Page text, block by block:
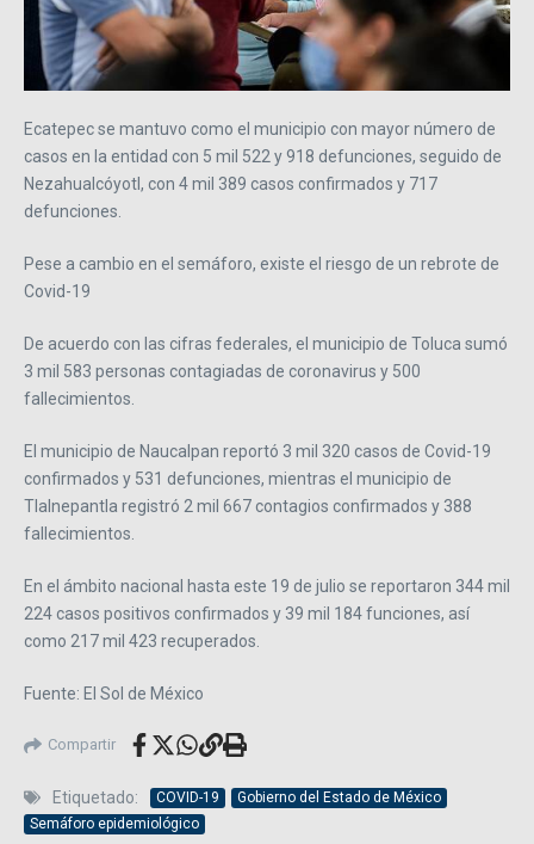
Ecatepec se mantuvo como el municipio con mayor número de
casos en la entidad con 5 mil 522 y 918 defunciones, seguido de
Nezahualcóyotl, con 4 mil 389 casos confirmados y 717
defunciones.
Pese a cambio en el semáforo, existe el riesgo de un rebrote de
Covid-19
De acuerdo con las cifras federales, el municipio de Toluca sumó
3 mil 583 personas contagiadas de coronavirus y 500
fallecimientos.
El municipio de Naucalpan reportó 3 mil 320 casos de Covid-19
confirmados y 531 defunciones, mientras el municipio de
Tlalnepantla registró 2 mil 667 contagios confirmados y 388
fallecimientos.
En el ámbito nacional hasta este 19 de julio se reportaron 344 mil
224 casos positivos confirmados y 39 mil 184 funciones, así
como 217 mil 423 recuperados.
Fuente: El Sol de México
Compartir
Etiquetado: COVID-19
Gobierno del Estado de México
Semáforo epidemiológico